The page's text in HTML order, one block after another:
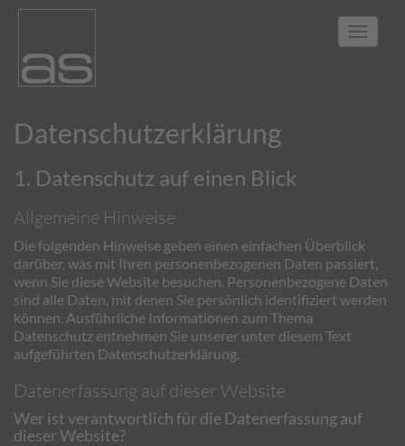
Toggle
Datenschutz­erklärung
1. Datenschutz auf einen Blick
Allgemeine Hinweise
Die folgenden Hinweise geben einen einfachen Überblick
darüber, was mit Ihren personenbezogenen Daten passiert,
wenn Sie diese Website besuchen. Personenbezogene Daten
sind alle Daten, mit denen Sie persönlich identifiziert werden
können. Ausführliche Informationen zum Thema
Datenschutz entnehmen Sie unserer unter diesem Text
aufgeführten Datenschutzerklärung.
Datenerfassung auf dieser Website
Wer ist verantwortlich für die Datenerfassung auf
dieser Website?